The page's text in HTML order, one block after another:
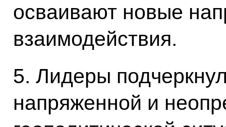
осваивают новые
взаимодействия.
5. Лидеры
напряженной и